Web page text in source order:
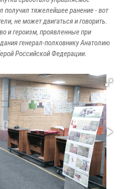
получил тяжелейшее ранение - вот
не может двигаться и говорить.
и героизм, проявленные при
генерал-полковнику Анатолию
Российской Федерации.